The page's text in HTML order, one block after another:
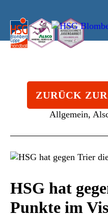
ZURÜCK
Allgemein,
HSG hat
Punkte im